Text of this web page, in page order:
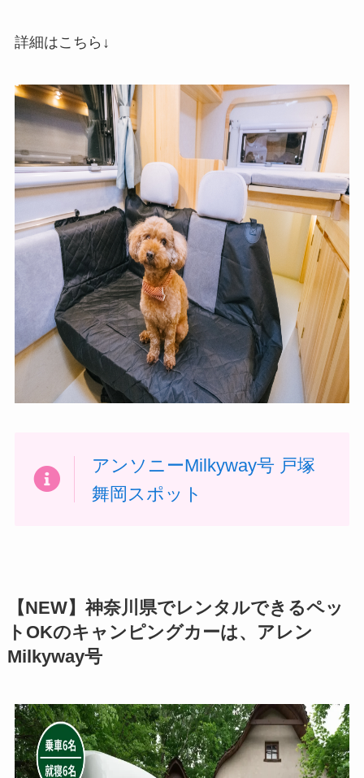
詳細はこちら↓
アンソニーMilkyway号 戸塚
舞岡スポット
【NEW】神奈川県でレンタルできるペッ
トOKのキャンピングカーは、アレン
Milkyway号